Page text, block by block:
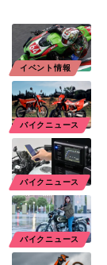
イベント情報
バイクニュース
バイクニュース
バイクニュース